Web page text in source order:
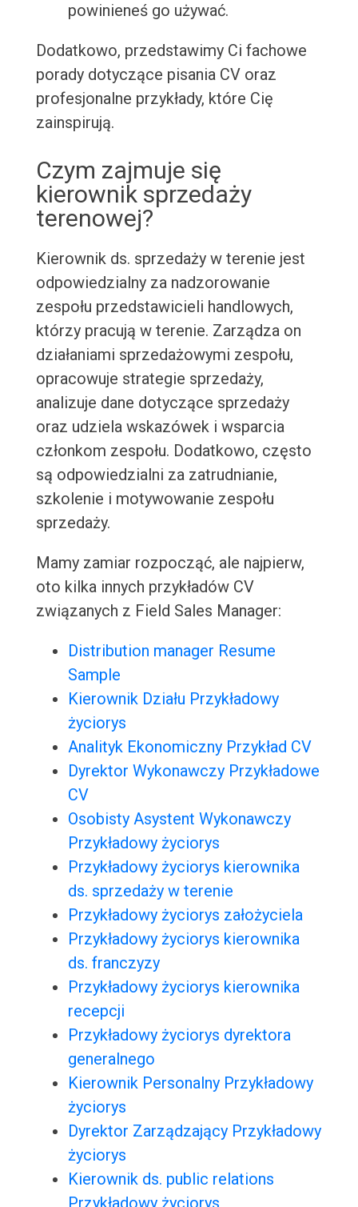
powinieneś go używać.
Dodatkowo, przedstawimy Ci fachowe
porady dotyczące pisania CV oraz
profesjonalne przykłady, które Cię
zainspirują.
Czym zajmuje się
kierownik sprzedaży
terenowej?
Kierownik ds. sprzedaży w terenie jest
odpowiedzialny za nadzorowanie
zespołu przedstawicieli handlowych,
którzy pracują w terenie. Zarządza on
działaniami sprzedażowymi zespołu,
opracowuje strategie sprzedaży,
analizuje dane dotyczące sprzedaży
oraz udziela wskazówek i wsparcia
członkom zespołu. Dodatkowo, często
są odpowiedzialni za zatrudnianie,
szkolenie i motywowanie zespołu
sprzedaży.
Mamy zamiar rozpocząć, ale najpierw,
oto kilka innych przykładów CV
związanych z Field Sales Manager:
Distribution manager Resume
Sample
Kierownik Działu Przykładowy
życiorys
Analityk Ekonomiczny Przykład CV
Dyrektor Wykonawczy Przykładowe
CV
Osobisty Asystent Wykonawczy
Przykładowy życiorys
Przykładowy życiorys kierownika
ds. sprzedaży w terenie
Przykładowy życiorys założyciela
Przykładowy życiorys kierownika
ds. franczyzy
Przykładowy życiorys kierownika
recepcji
Przykładowy życiorys dyrektora
generalnego
Kierownik Personalny Przykładowy
życiorys
Dyrektor Zarządzający Przykładowy
życiorys
Kierownik ds. public relations
Przykładowy życiorys